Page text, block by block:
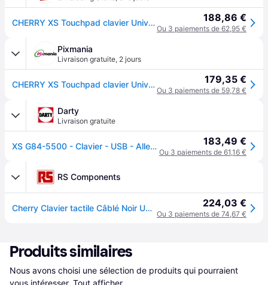
CHERRY XS Touchpad clavier Universel USB QWERTZ Allemand Noir 188,86 €
Ou 3 paiements de 62,95 €
Pixmania
Livraison gratuite, 2 jours
CHERRY XS Touchpad clavier Universel USB QWERTZ Allemand Noir - Neuf 179,35 €
Ou 3 paiements de 59,78 €
Darty
Livraison gratuite
XS G84-5500 - Clavier - USB - Allemand - noir 183,49 €
Ou 3 paiements de 61,16 €
RS Components
Cherry Clavier tactile Câblé Noir USB Compact, Qwerty 224,03 €
Ou 3 paiements de 74,67 €
Produits similaires
Nous avons choisi une sélection de produits qui pourraient
vous intéresser. Tout afficher